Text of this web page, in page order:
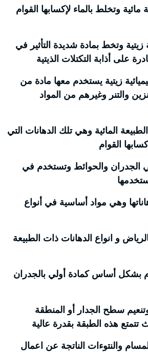
وتخلط بالماء لإكسابها القوام
وتخط بمادة شديدة التأثير في
على أذابة التكتلات الذيتية
زيتية يستخدم معها مادة من
والتنر وغيرهم من المواد
المائية وهي تلك الدهانات التي
القوام
الجدران والحوائط وتستخدم في
وهي مواد أساسية في أنواع
و انواع الدهانات ذات الطبيعة
بشكل أساس كمادة أولي بالجدران
سطح الجدار أو المنطقة
تتمتع هذه الطبقة بقدرة عالية
والنتوءات الناتجة عن اعمال